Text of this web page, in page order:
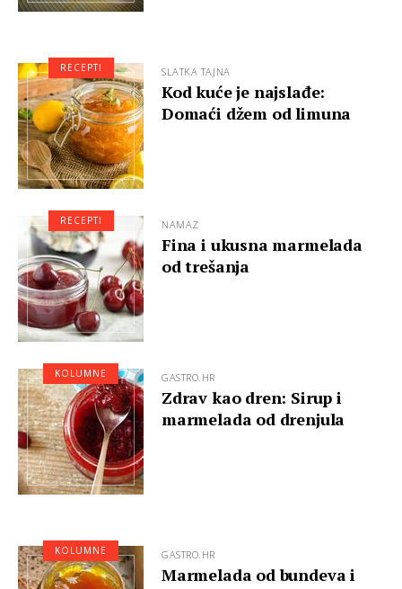
SLATKA TAJNA
Kod kuće je najslađe:
Domaći džem od limuna
RECEPTI
NAMAZ
Fina i ukusna marmelada
od trešanja
RECEPTI
GASTRO.HR
Zdrav kao dren: Sirup i
marmelada od drenjula
KOLUMNE
GASTRO.HR
Marmelada od bundeva i
KOLUMNE